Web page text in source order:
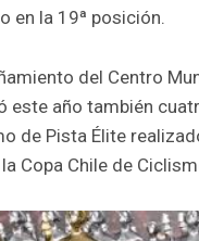
en la 19ª posición.
del Centro
este año también
de Pista Élite
Copa Chile de